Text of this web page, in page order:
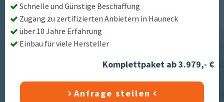
Schnelle und Günstige Beschaffung
Zugang zu zertifizierten Anbietern in Hauneck
über 10 Jahre Erfahrung
Einbau für viele Hersteller
Komplettpaket ab 3.979,- €
Anfrage stellen